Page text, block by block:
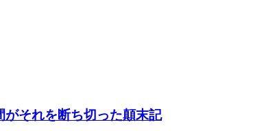
がそれを断ち切った顛末記